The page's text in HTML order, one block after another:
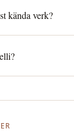
kända verk?